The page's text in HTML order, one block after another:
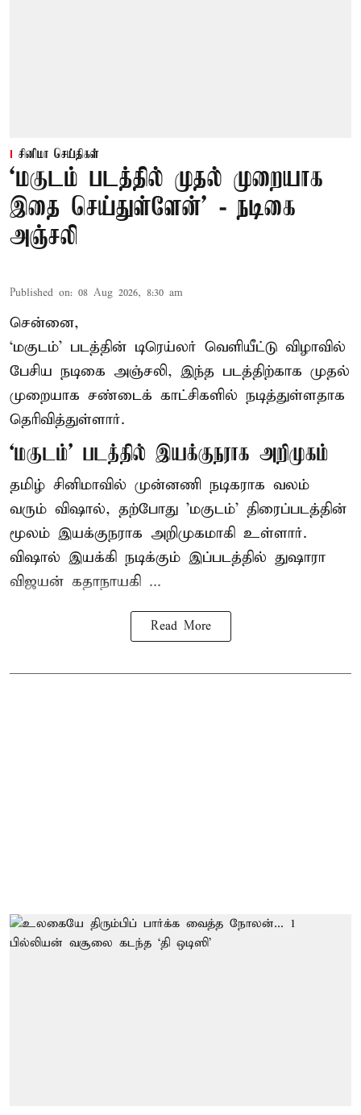
சினிமா செய்திகள்
‘மகுடம் படத்தில் முதல் முறையாக
இதை செய்துள்ளேன்’ - நடிகை
அஞ்சலி
Published on: 08 Aug 2026, 8:30 am
சென்னை,
‘மகுடம்’ படத்தின் டிரெய்லர் வெளியீட்டு விழாவில்
பேசிய நடிகை அஞ்சலி, இந்த படத்திற்காக முதல்
முறையாக சண்டைக் காட்சிகளில் நடித்துள்ளதாக
தெரிவித்துள்ளார்.
‘மகுடம்’ படத்தில் இயக்குநராக அறிமுகம்
தமிழ் சினிமாவில் முன்னணி நடிகராக வலம்
வரும் விஷால், தற்போது 'மகுடம்' திரைப்படத்தின்
மூலம் இயக்குநராக அறிமுகமாகி உள்ளார்.
விஷால் இயக்கி நடிக்கும் இப்படத்தில் துஷாரா
விஜயன் கதாநாயகி ...
Read More